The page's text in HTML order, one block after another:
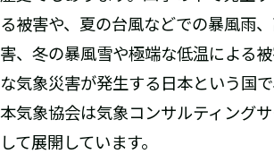
る被害や、夏の台風などでの暴風雨
害、冬の暴風雪や極端な低温による
な気象災害が発生する日本という国
本気象協会は気象コンサルティング
して展開しています。